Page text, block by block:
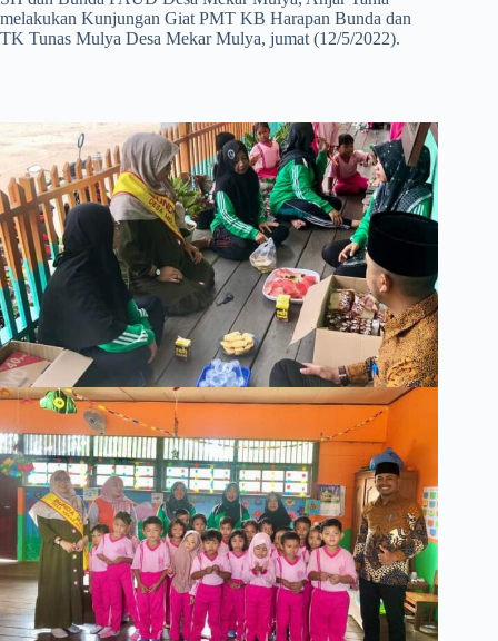
melakukan Kunjungan Giat PMT KB Harapan Bunda dan
TK Tunas Mulya Desa Mekar Mulya, jumat (12/5/2022).